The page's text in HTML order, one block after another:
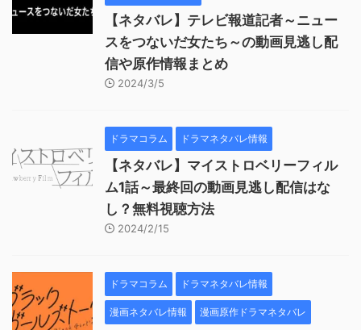
【ネタバレ】テレビ報道記者～ニュー
スをつないだ女たち～の動画見逃し配
信や原作情報まとめ
2024/3/5
ドラマコラム ドラマネタバレ情報
【ネタバレ】マイストロベリーフィル
ム1話～最終回の動画見逃し配信はな
し？無料視聴方法
2024/2/15
ドラマコラム ドラマネタバレ情報
漫画ネタバレ情報 漫画原作ドラマネタバレ